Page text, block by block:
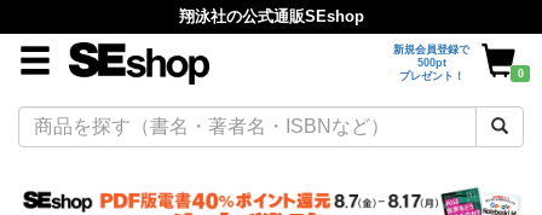
翔泳社の公式通販SEshop
新規会員登録で
500pt
プレゼント！
0